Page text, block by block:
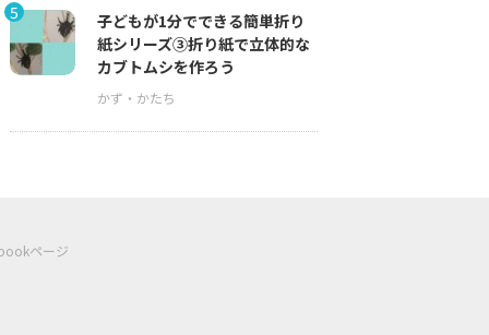
5
子どもが1分でできる簡単折り
紙シリーズ③折り紙で立体的な
カブトムシを作ろう
ページ